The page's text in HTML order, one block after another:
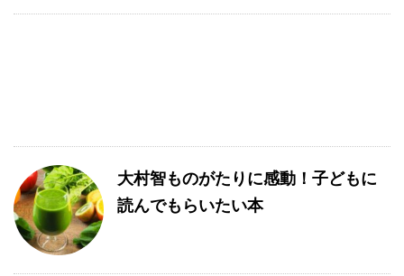
大村智ものがたりに感動！子どもに
読んでもらいたい本